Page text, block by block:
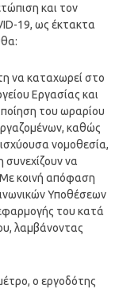
και τον
19, ως έκτακτα
να καταχωρεί στο
Εργασίας και
του ωραρίου
καθώς
νομοθεσία,
να
Με κοινή απόφαση
Υποθέσεων
του κατά
λαμβάνοντας
ο εργοδότης